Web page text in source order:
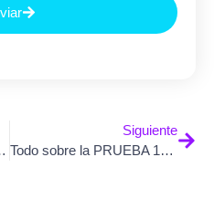
BIS-11
Siguiente
Todo sobre la PRUEBA 16PF LABORAL